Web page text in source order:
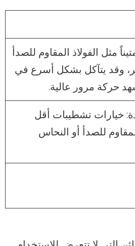
مثل الفولاذ المقاوم للصدأ
وقد يتآكل بشكل أسرع في
حركة مرور عالية.
خيارات تشطيبات أقل
للصدأ أو النحاس